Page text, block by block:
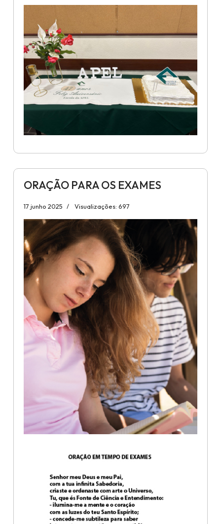
ORAÇÃO PARA OS EXAMES
17 junho 2025 Visualizações: 697